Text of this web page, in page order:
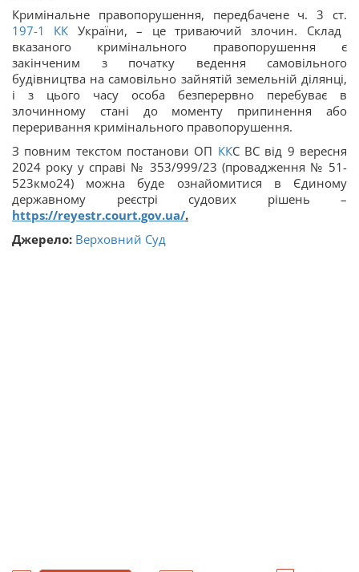
Кримінальне правопорушення, передбачене ч. 3 ст.
197-1 КК України, – це триваючий злочин. Склад
вказаного кримінального правопорушення є
закінченим з початку ведення самовільного
будівництва на самовільно зайнятій земельній ділянці,
і з цього часу особа безперервно перебуває в
злочинному стані до моменту припинення або
переривання кримінального правопорушення.
З повним текстом постанови ОП ККС ВС від 9 вересня
2024 року у справі № 353/999/23 (провадження № 51-
523кмо24) можна буде ознайомитися в Єдиному
державному реєстрі судових рішень –
https://reyestr.court.gov.ua/.
Джерело: Верховний Суд